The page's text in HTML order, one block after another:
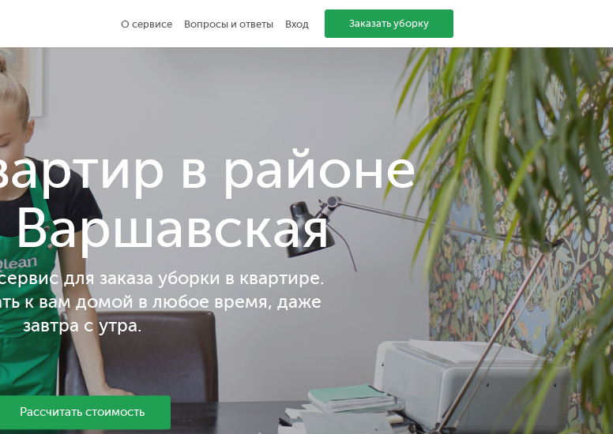
О сервисе Вопросы и ответы Вход Заказать уборку
в районе
для заказа уборки в квартире.
к вам домой в любое время, даже
завтра с утра.
Рассчитать стоимость